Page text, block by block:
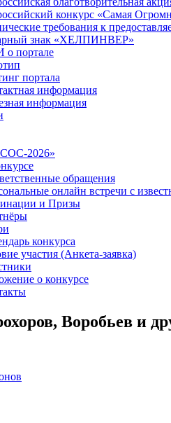
конкурс «Самая
требования к
знак «ХЕЛПИНВЕР»
портале
портала
информация
информация
2026»
обращения
онлайн встречи с
и Призы
конкурса
участия (Анкета-заявка)
о конкурсе
Воробьев и